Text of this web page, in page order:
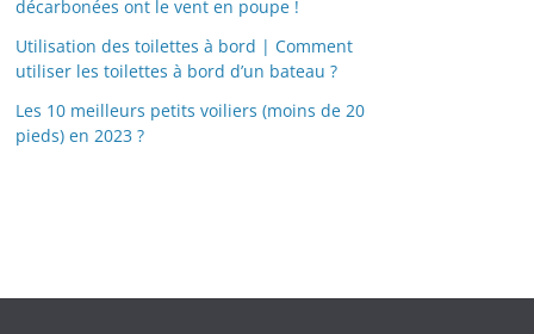
décarbonées ont le vent en poupe !
Utilisation des toilettes à bord | Comment
utiliser les toilettes à bord d’un bateau ?
Les 10 meilleurs petits voiliers (moins de 20
pieds) en 2023 ?